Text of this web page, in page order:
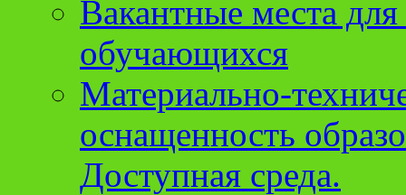
Вакантные места
обучающихся
Материально-
оснащенность
Доступная среда.